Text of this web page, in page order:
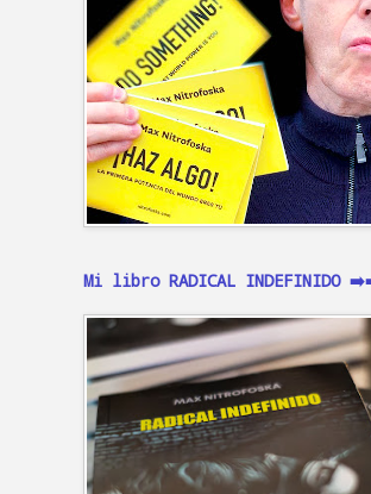
Mi libro RADICAL INDEFINIDO